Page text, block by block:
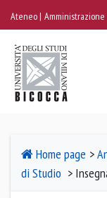
Ateneo
Home page >
di Studio >